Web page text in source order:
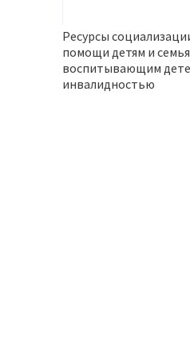
Ресурсы
помощи детям и
воспитывающим
инвалидностью